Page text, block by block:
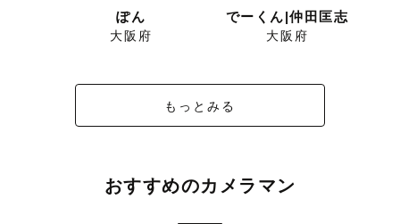
ぽん
大阪府
でーくん|仲田匡志
大阪府
もっとみる
おすすめのカメラマン